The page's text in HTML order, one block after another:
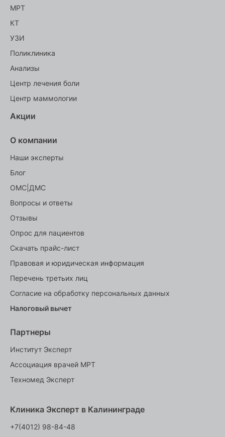
МРТ
КТ
УЗИ
Поликлиника
Анализы
Центр лечения боли
Центр маммологии
Акции
О компании
Наши эксперты
Блог
ОМС|ДМС
Вопросы и ответы
Отзывы
Опрос для пациентов
Скачать прайс-лист
Правовая и юридическая информация
Перечень третьих лиц
Согласие на обработку персональных данных
Налоговый вычет
Партнеры
Институт Эксперт
Ассоциация врачей МРТ
Техномед Эксперт
Клиника Эксперт в Калининграде
+7(4012) 98-84-48